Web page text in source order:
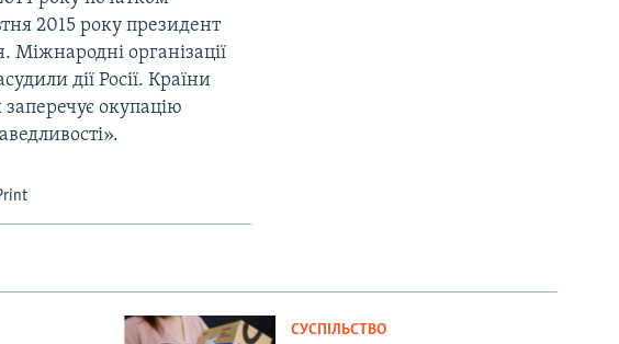
2015 року президент
організації
дії Росії. Країни
окупацію
СУСПІЛЬСТВО